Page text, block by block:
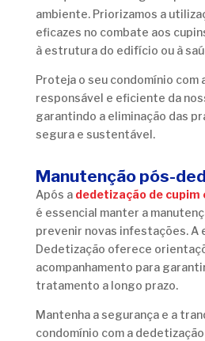
ambiente. Priorizamos a
eficazes no combate aos
à estrutura do edifício ou à
Proteja o seu condomínio com
responsável e eficiente da
garantindo a eliminação das
segura e sustentável.
Manutenção pós-
Após a dedetização de cupim
é essencial manter a
prevenir novas infestações. A
Dedetização oferece
acompanhamento para
tratamento a longo prazo.
Mantenha a segurança e a
condomínio com a